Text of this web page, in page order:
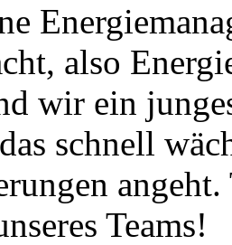
also
wir ein
schnell
Teams!